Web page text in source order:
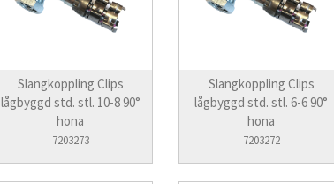
Slangkoppling Clips
lågbyggd std. stl. 10-8 90°
hona
7203273
Slangkoppling Clips
lågbyggd std. stl. 6-6 90°
hona
7203272